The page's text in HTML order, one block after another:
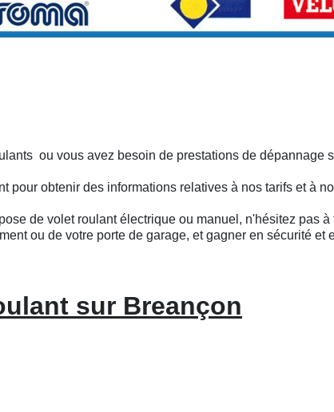
ou vous avez besoin de prestations de dépannage
pour obtenir des informations relatives à nos tarifs et à
de volet roulant électrique ou manuel, n'hésitez pas
ou de votre porte de garage, et gagner en sécurité et
sur Breançon